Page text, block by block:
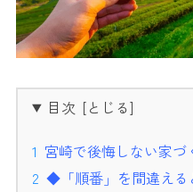
目次
宮崎で後悔しない家づ
◆「順番」を間違える